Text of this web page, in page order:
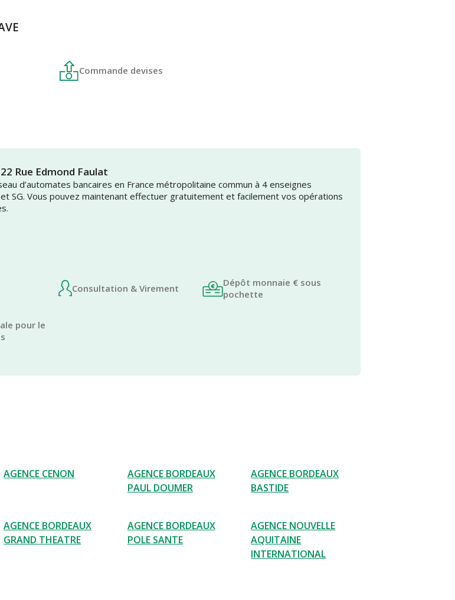
Commande devises
Rue Edmond Faulat
d’automates bancaires en France métropolitaine commun à 4 enseignes
SG. Vous pouvez maintenant effectuer gratuitement et facilement vos opérations
Consultation & Virement
Dépôt monnaie € sous
pochette
pour le
AGENCE CENON
AGENCE BORDEAUX
PAUL DOUMER
AGENCE BORDEAUX
BASTIDE
AGENCE BORDEAUX
GRAND THEATRE
AGENCE BORDEAUX
POLE SANTE
AGENCE NOUVELLE
AQUITAINE
INTERNATIONAL